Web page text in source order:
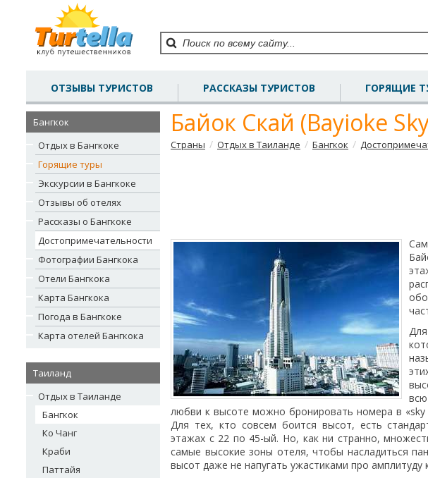
ОТЗЫВЫ ТУРИСТОВ РАССКАЗЫ ТУРИСТОВ ГОРЯЩИЕ
Бангкок
Отдых в Бангкоке
Горящие туры
Экскурсии в Бангкоке
Отзывы об отелях
Рассказы о Бангкоке
Достопримечательности
Фотографии Бангкока
Отели Бангкока
Карта Бангкока
Погода в Бангкоке
Карта отелей Бангкока
Таиланд
Отдых в Таиланде
Бангкок
Ко Чанг
Краби
Паттайя
Байок Скай (Bayioke
Страны / Отдых в Таиланде / Бангкок /
любви к высоте можно бронировать номера в «sky
Для тех, кто совсем боится высот, есть
этажах с 22 по 45-ый. Но, как ни странно,
самые высокие зоны отеля, чтобы насладиться
высот даже не напугать ужастиками про